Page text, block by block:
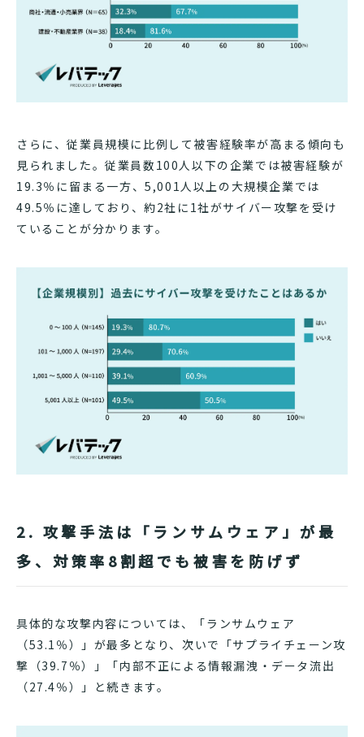
さらに、従業員規模に比例して被害経験率が高まる傾向も
見られました。従業員数100人以下の企業では被害経験が
19.3％に留まる一方、5,001人以上の大規模企業では
49.5％に達しており、約2社に1社がサイバー攻撃を受け
ていることが分かります。
2. 攻撃手法は「ランサムウェア」が最
多、対策率8割超でも被害を防げず
具体的な攻撃内容については、「ランサムウェア
（53.1％）」が最多となり、次いで「サプライチェーン攻
撃（39.7％）」「内部不正による情報漏洩・データ流出
（27.4％）」と続きます。